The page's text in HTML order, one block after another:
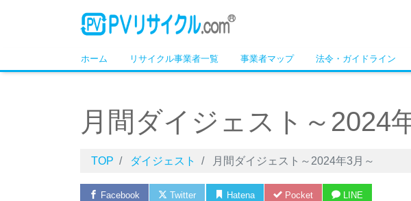
ホーム リサイクル事業者一覧 事業者マップ 法令・ガイドライン
月間ダイジェスト～2024
TOP ダイジェスト 月間ダイジェスト～2024年3月～
Facebook Twitter Hatena Pocket LINE